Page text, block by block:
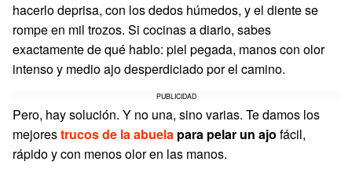
hacerlo deprisa, con los dedos húmedos, y el diente se
rompe en mil trozos. Si cocinas a diario, sabes
exactamente de qué hablo: piel pegada, manos con olor
intenso y medio ajo desperdiciado por el camino.
PUBLICIDAD
Pero, hay solución. Y no una, sino varias. Te damos los
mejorestrucos de la abuela para pelar un ajo fácil,
rápido y con menos olor en las manos.